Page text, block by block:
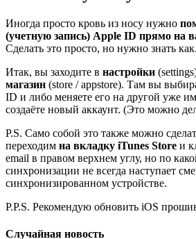
Иногда просто кровь из носу нужно
(учетную запись) Apple ID прямо на
Сделать это просто, но нужно знать как.
Итак, вы заходите в настройки
магазин (store / appstore). Там вы
ID и либо меняете его на другой уже
создаёте новый аккаунт. (Это можно
P.S. Само собой это также можно
переходим на вкладку iTunes Store и
email в правом верхнем углу, но по
синхронизации не всегда наступает
синхронизированном устройстве.
P.P.S. Рекомендую обновить iOS
Случайная новость